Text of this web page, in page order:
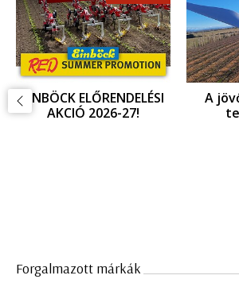
EINBÖCK ELŐRENDELÉSI
AKCIÓ 2026-27!
A
Forgalmazott márkák